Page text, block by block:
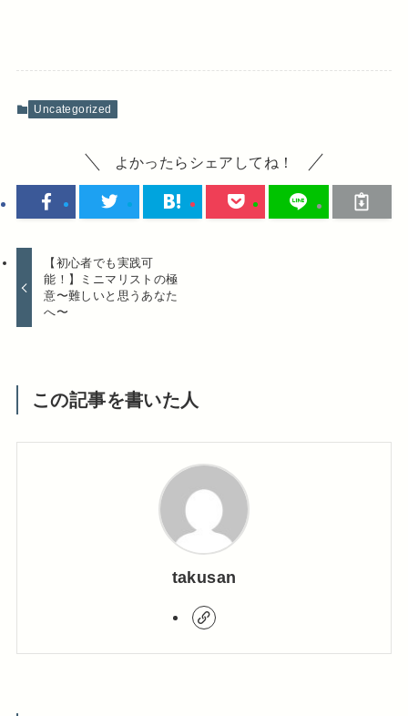
Uncategorized
よかったらシェアしてね！
【初心者でも実践可
能！】ミニマリストの極
意〜難しいと思うあなた
へ〜
この記事を書いた人
takusan